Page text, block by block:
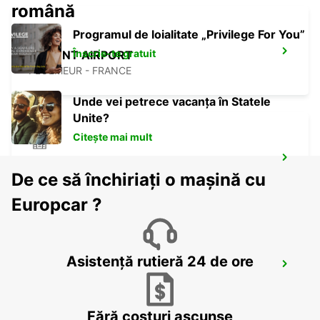
LORIENT AIRPORT
PLOEMEUR - FRANCE
PONTIVY - FRANCE
PLOERMEL
română
Programul de loialitate „Privilege For You”
Înscrie-te gratuit
Unde vei petrece vacanța în Statele
Unite?
Citește mai mult
De ce să închiriați o mașină cu
Europcar ?
Asistență rutieră 24 de ore